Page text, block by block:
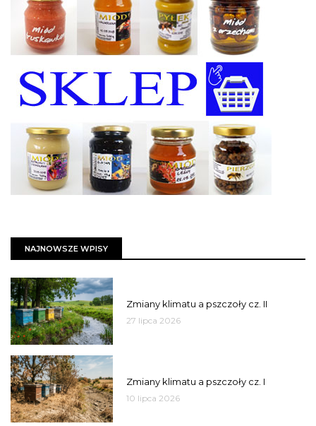
NAJNOWSZE WPISY
Zmiany klimatu a pszczoły cz. II
27 lipca 2026
Zmiany klimatu a pszczoły cz. I
10 lipca 2026